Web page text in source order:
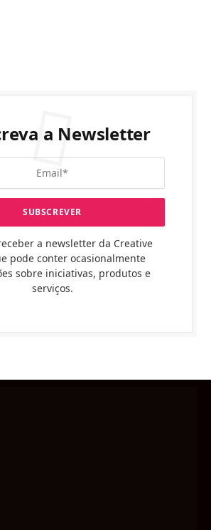
a Newsletter
a newsletter da Creative
pode conter ocasionalmente
sobre iniciativas, produtos e
serviços.